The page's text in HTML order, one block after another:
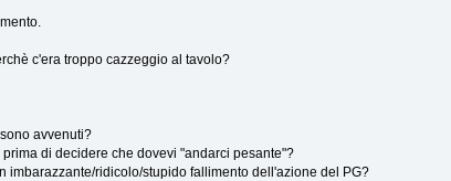
c'era troppo cazzeggio al tavolo?
avvenuti?
di decidere che dovevi "andarci pesante"?
imbarazzante/ridicolo/stupido fallimento dell'azione del PG?